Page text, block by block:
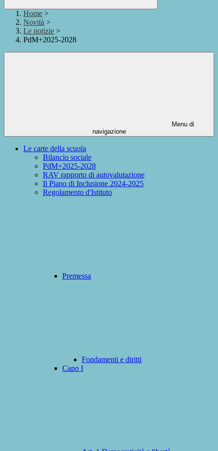
Home >
Novità >
Le notizie >
PdM+2025-2028
Menu di
navigazione
Le carte della scuola
Bilancio sociale
PdM+2025-2028
RAV rapporto di autovalutazione
Il Piano di Inclusione 2024-2025
Regolamento d'Istituto
Premessa
Fondamenti e diritti
Capo I